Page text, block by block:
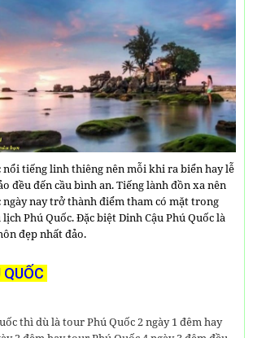
nổi tiếng linh thiêng nên mỗi khi ra biển hay lễ
đều đến cầu bình an. Tiếng lành đồn xa nên
ngày nay trở thành điểm tham có mặt trong
Phú Quốc. Đặc biệt Dinh Cậu Phú Quốc là
đẹp nhất đảo.
thì dù là tour Phú Quốc 2 ngày 1 đêm hay